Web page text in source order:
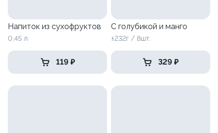
Напиток из сухофруктов
0,45 л
119 ₽
С голубикой и манго
±232г / 8шт.
329 ₽